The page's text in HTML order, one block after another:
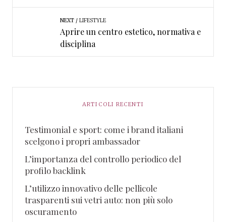
NEXT LIFESTYLE
Aprire un centro estetico, normativa e
disciplina
ARTICOLI RECENTI
Testimonial e sport: come i brand italiani
scelgono i propri ambassador
L’importanza del controllo periodico del
profilo backlink
L’utilizzo innovativo delle pellicole
trasparenti sui vetri auto: non più solo
oscuramento